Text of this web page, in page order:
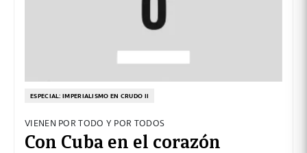
ESPECIAL: IMPERIALISMO EN CRUDO II
VIENEN POR TODO Y POR TODOS
Con Cuba en el corazón